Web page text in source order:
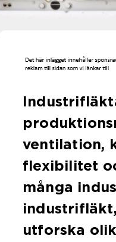
ventilation,
flexibilitet
många
utforska